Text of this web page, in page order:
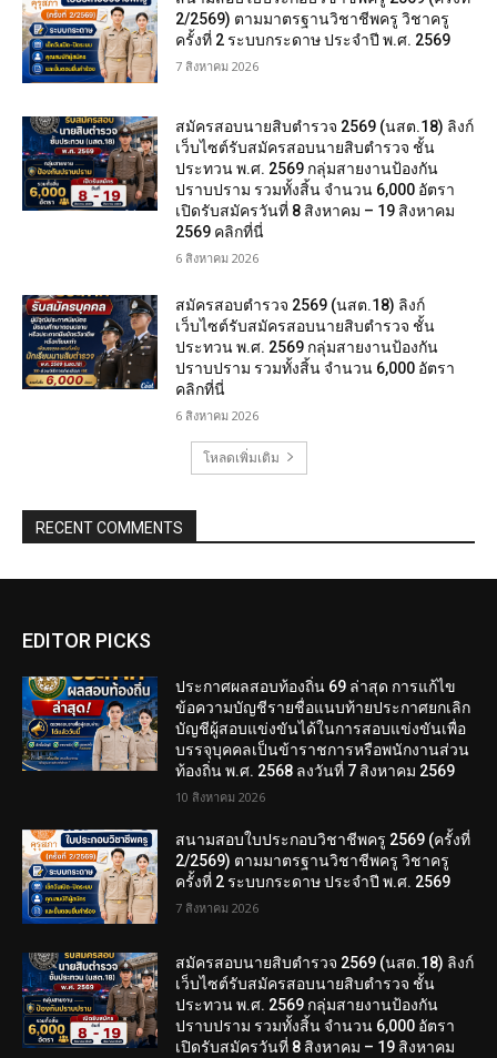
2/2569) ตามมาตรฐานวิชาชีพครู วิชาครู
ครั้งที่ 2 ระบบกระดาษ ประจำปี พ.ศ. 2569
7 สิงหาคม 2026
สมัครสอบนายสิบตำรวจ 2569 (นสต.18) ลิงก์
เว็บไซต์รับสมัครสอบนายสิบตำรวจ ชั้น
ประทวน พ.ศ. 2569 กลุ่มสายงานป้องกัน
ปราบปราม รวมทั้งสิ้น จำนวน 6,000 อัตรา
เปิดรับสมัครวันที่ 8 สิงหาคม – 19 สิงหาคม
2569 คลิกที่นี่
6 สิงหาคม 2026
สมัครสอบตํารวจ 2569 (นสต.18) ลิงก์
เว็บไซต์รับสมัครสอบนายสิบตำรวจ ชั้น
ประทวน พ.ศ. 2569 กลุ่มสายงานป้องกัน
ปราบปราม รวมทั้งสิ้น จำนวน 6,000 อัตรา
คลิกที่นี่
6 สิงหาคม 2026
โหลดเพิ่มเติม
RECENT COMMENTS
EDITOR PICKS
ประกาศผลสอบท้องถิ่น 69 ล่าสุด การแก้ไข
ข้อความบัญชีรายชื่อแนบท้ายประกาศยกเลิก
บัญชีผู้สอบแข่งขันได้ในการสอบแข่งขันเพื่อ
บรรจุบุคคลเป็นข้าราชการหรือพนักงานส่วน
ท้องถิ่น พ.ศ. 2568 ลงวันที่ 7 สิงหาคม 2569
10 สิงหาคม 2026
สนามสอบใบประกอบวิชาชีพครู 2569 (ครั้งที่
2/2569) ตามมาตรฐานวิชาชีพครู วิชาครู
ครั้งที่ 2 ระบบกระดาษ ประจำปี พ.ศ. 2569
7 สิงหาคม 2026
สมัครสอบนายสิบตำรวจ 2569 (นสต.18) ลิงก์
เว็บไซต์รับสมัครสอบนายสิบตำรวจ ชั้น
ประทวน พ.ศ. 2569 กลุ่มสายงานป้องกัน
ปราบปราม รวมทั้งสิ้น จำนวน 6,000 อัตรา
เปิดรับสมัครวันที่ 8 สิงหาคม – 19 สิงหาคม